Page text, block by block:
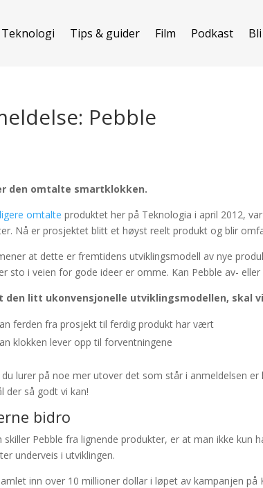
Teknologi Tips & guider Film Podkast
Pebble
den omtalte smartklokken.
omtalte produktet her på Teknologia i april 2012,
Nå er prosjektet blitt et høyst reelt produkt og blir
at dette er fremtidens utviklingsmodell av nye
sto i veien for gode ideer er omme. Kan Pebble av-
den litt ukonvensjonelle utviklingsmodellen, skal
ferden fra prosjekt til ferdig produkt har vært
klokken lever opp til forventningene
lurer på noe mer utover det som står i anmeldelsen
der så godt vi kan!
bidro
skiller Pebble fra lignende produkter, er at man ikke
underveis i utviklingen.
inn over 10 millioner dollar i løpet av kampanjen